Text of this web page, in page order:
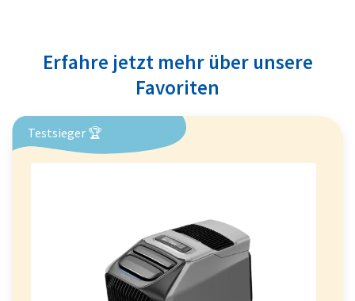
Erfahre jetzt mehr über unsere
Favoriten
Testsieger 🏆